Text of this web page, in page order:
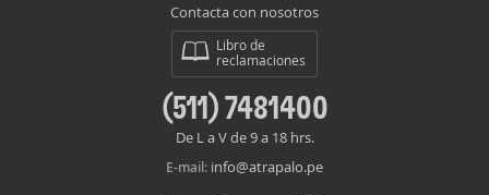
Contacta con nosotros
Libro de
reclamaciones
(511) 7481400
De L a V de 9 a 18 hrs.
E-mail: info@atrapalo.pe